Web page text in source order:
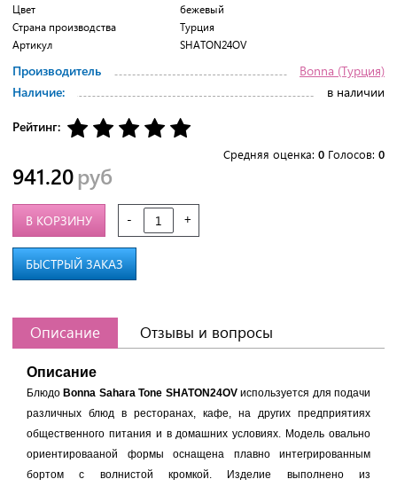
Цвет
бежевый
Страна производства
Турция
Артикул
SHATON24OV
Производитель
Bonna (Турция)
Наличие:
в наличии
Рейтинг:
Средняя оценка: 0 Голосов: 0
941.20руб
- +
В КОРЗИНУ
БЫСТРЫЙ ЗАКАЗ
Описание Отзывы и вопросы
Описание
Блюдо Bonna Sahara Tone SHATON24OVиспользуется для подачи
различных блюд в ресторанах, кафе, на других предприятиях
общественного питания и в домашних условиях. Модель овально
ориентировааной формы оснащена плавно интегрированным
бортом с волнистой кромкой. Изделие выполнено из